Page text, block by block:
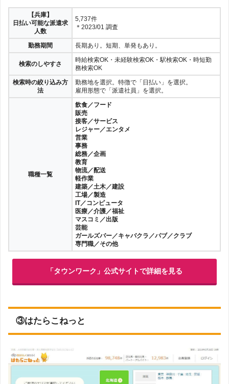
【兵庫】
日払い可能な派遣求
人数
5,737件
＊2023/01 調査
勤務期間 長期あり。短期、単発もあり。
検索のしやすさ
時給検索OK・未経験検索OK・駅検索OK・時短勤
務検索OK
検索時の絞り込み方
法
勤務地を選択。特徴で「日払い」を選択。
雇用形態で「派遣社員」を選択。
職種一覧
飲食／フード
販売
接客／サービス
レジャー／エンタメ
営業
事務
総務／企画
教育
物流／配送
軽作業
建築／土木／建設
工場／製造
IT／コンピュータ
医療／介護／福祉
マスコミ／出版
芸能
ガールズバー／キャバクラ／パブ／クラブ
専門職／その他
「タウンワーク」公式サイトで詳細を見る
③はたらこねっと